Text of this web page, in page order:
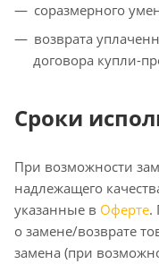
соразмерного
возврата
договора купли-
Сроки
При возможности
надлежащего
указанные в Оферте.
о замене/возврате
замена (при